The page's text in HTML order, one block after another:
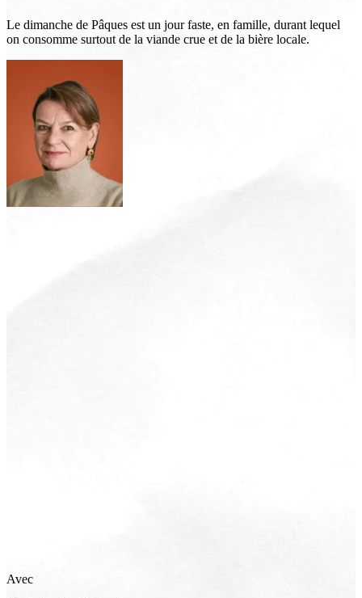
Le dimanche de Pâques est un jour faste, en famille, durant lequel
on consomme surtout de la viande crue et de la bière locale.
Avec